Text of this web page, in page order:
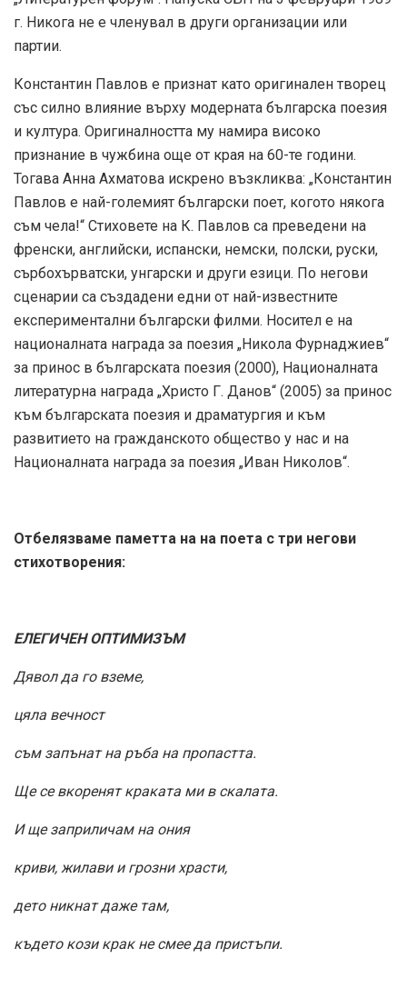
г. Никога не е членувал в други организации или
партии.
Константин Павлов е признат като оригинален творец
със силно влияние върху модерната българска поезия
и култура. Оригиналността му намира високо
признание в чужбина още от края на 60-те години.
Тогава Анна Ахматова искрено възкликва: „Константин
Павлов е най-големият български поет, когото някога
съм чела!“ Стиховете на К. Павлов са преведени на
френски, английски, испански, немски, полски, руски,
сърбохърватски, унгарски и други езици. По негови
сценарии са създадени едни от най-известните
експериментални български филми. Носител е на
националната награда за поезия „Никола Фурнаджиев“
за принос в българската поезия (2000), Националната
литературна награда „Христо Г. Данов“ (2005) за принос
към българската поезия и драматургия и към
развитието на гражданското общество у нас и на
Националната награда за поезия „Иван Николов“.
Отбелязваме паметта на на поета с три негови
стихотворения:
ЕЛЕГИЧЕН ОПТИМИЗЪМ
Дявол да го вземе,
цяла вечност
съм запънат на ръба на пропастта.
Ще се вкоренят краката ми в скалата.
И ще заприличам на ония
криви, жилави и грозни храсти,
дето никнат даже там,
където кози крак не смее да пристъпи.